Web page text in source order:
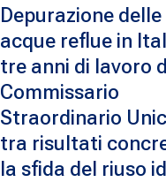
Depurazione delle
acque reflue in
tre anni di lavoro
Commissario
Straordinario
tra risultati
la sfida del riuso